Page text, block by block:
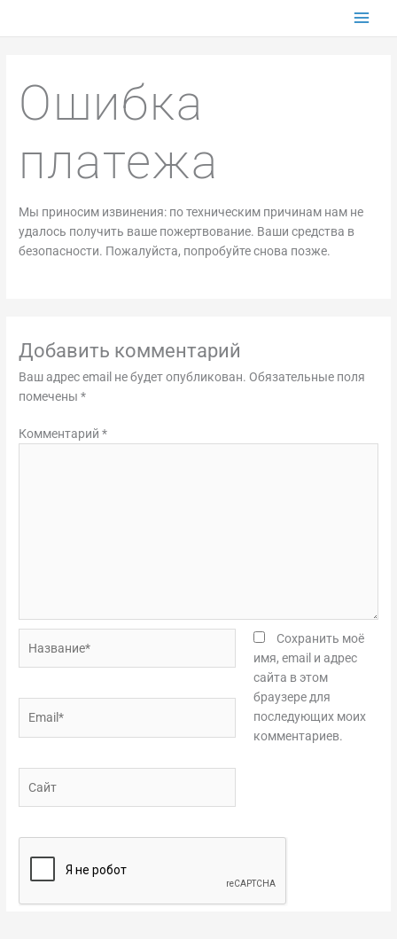
Ошибка
платежа
Мы приносим извинения: по техническим причинам нам не
удалось получить ваше пожертвование. Ваши средства в
безопасности. Пожалуйста, попробуйте снова позже.
Добавить комментарий
Ваш адрес email не будет опубликован. Обязательные поля
помечены*
Комментарий*
Сохранить моё
имя, email и адрес
сайта в этом
браузере для
последующих моих
комментариев.